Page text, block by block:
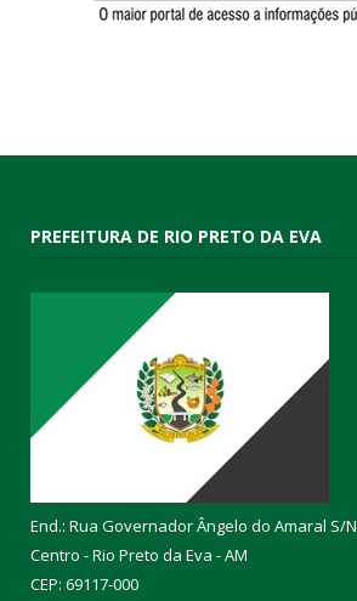
PREFEITURA DE RIO PRETO DA EVA
End.: Rua Governador Ângelo do Amaral S/N
Centro - Rio Preto da Eva - AM
CEP: 69117-000